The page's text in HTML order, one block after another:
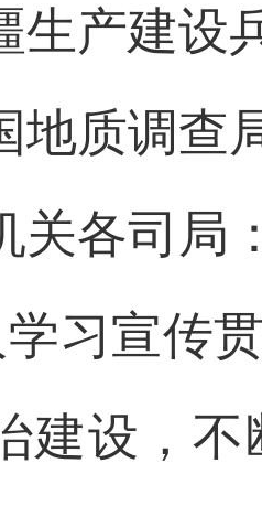
生产建设
地质调查
关各司局
习宣传
建设，